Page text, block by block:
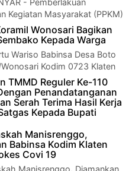
- Pemberlakuan
Kegiatan Masyarakat (PPKM)
Koramil 13/Jumanton…
Wonosari Bagikan
Kepada Warga
Wariso Babinsa Desa Boto
Kodim 0723 Klaten
TMMD Reguler Ke-110
Penandatanganan
Serah Terima Hasil Kerja
Kepada Bupati
Manunggal Membangun
0728/Wonogiri yang
Manisrenggo,
Babinsa Kodim Klaten
Covi 19
Manisrenggo, Diamankan